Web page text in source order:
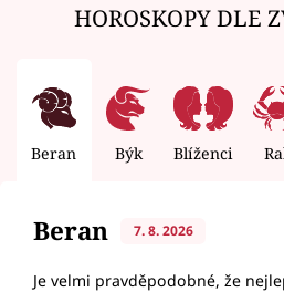
HOROSKOPY DLE
Beran Býk Blíženci
Beran 7. 8. 2026
Je velmi pravděpodobné, že